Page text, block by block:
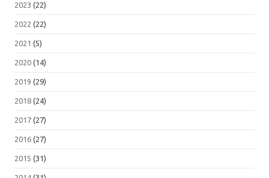
2023 (22)
2022 (22)
2021 (5)
2020 (14)
2019 (29)
2018 (24)
2017 (27)
2016 (27)
2015 (31)